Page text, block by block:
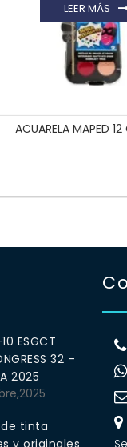
ACUARELA MAPED 12
LEER MÁS
ESGCT
32 –
2025
tinta